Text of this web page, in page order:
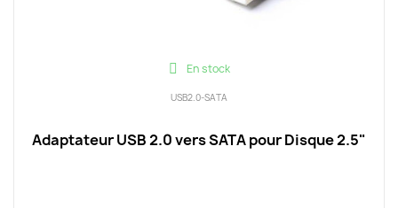
En stock
USB2.0-SATA
Adaptateur USB 2.0 vers SATA pour Disque 2.5"